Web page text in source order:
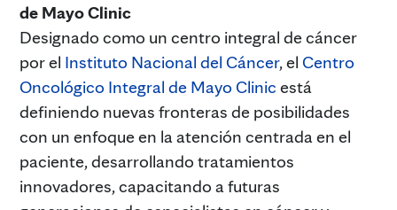
de Mayo Clinic
Designado como un centro integral de cáncer
por el Instituto Nacional del Cáncer, el Centro
Oncológico Integral de Mayo Clinic está
definiendo nuevas fronteras de posibilidades
con un enfoque en la atención centrada en el
paciente, desarrollando tratamientos
innovadores, capacitando a futuras